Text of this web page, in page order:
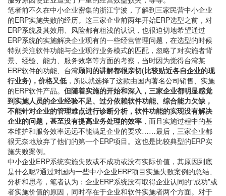
笔者前不久在中小企业密集的浙江宁波，了解到三家民营中小企业
的ERP实施失败的经历。这三家企业前两年开始ERP选型之前，对
ERP系统及其效用、风险都有粗浅的认识，也很迫切地希望通过
ERP系统的实施解决企业现有的一些经营管理问题，在选型的时候
特别关注软件功能与企业现行业务模式的匹配，忽略了对实施者背
景、经验、能力、服务效率等方面的考察，当时因为觉得台湾某
ERP软件的功能、台湾顾问的讲解都很亲切(比较贴近各自企业的现
行业务)，价格又低 ，所以就选择了这款由国内著名公司销售、实施
的ERP软件产品。 但随着实施的开始和深入，三家企业都明显感觉
到实施人员的企业经验不足、过分依赖软件功能、综合能力欠缺，
不能针对企业的管理难点进行诊断分析，软件功能的实现没有解决
企业的问题，甚至没有提高业务处理的效率 ，而且实施过程中的基
本维护和服务效率远远不能满足企业的要求……最后，三家企业都
很无奈地放弃了他们的第一个ERP项目。这也是比较典型的ERP实
施失败案例。
中小企业ERP系统实施失败或不成功或没有实际价值，其原因到底
是什么呢?通过对国内一些中小企业ERP项目实施失败案例的总结、
分析和思考，笔者认为：企业ERP系统没有取得企业认同的“成功”或
者实施价值的原因，同时存在于企业和软件实施者两个方面。对于